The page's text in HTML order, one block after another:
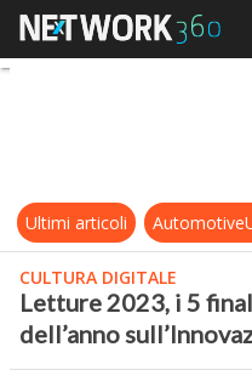
Ultimi articoli
CULTURA DIGITALE
Letture 2023, i 5
dell’anno